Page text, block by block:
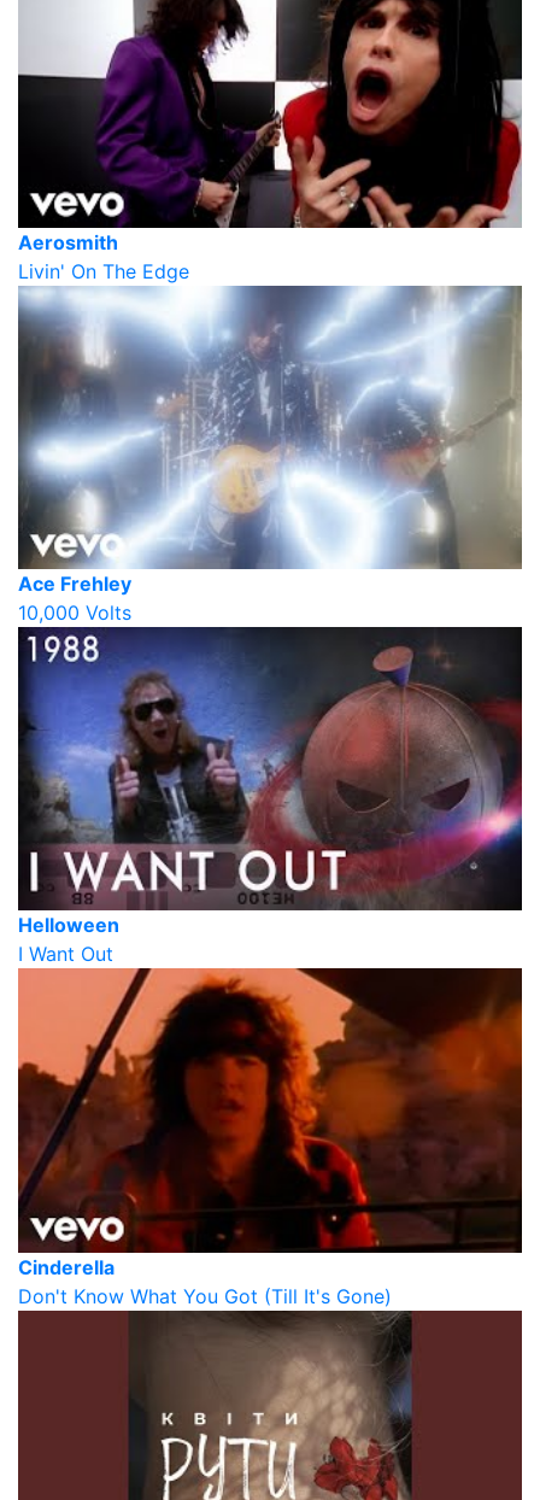
Aerosmith
Livin' On The Edge
Ace Frehley
10,000 Volts
Helloween
I Want Out
Cinderella
Don't Know What You Got (Till It's Gone)